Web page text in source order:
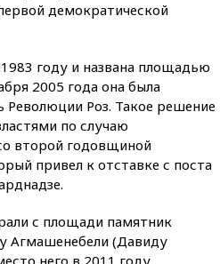
демократической
году и названа площадью
2005 года она была
Роз. Такое решение
по случаю
второй годовщиной
привел к отставке с поста
с площади памятник
Агмашенебели (Давиду
него в 2011 году